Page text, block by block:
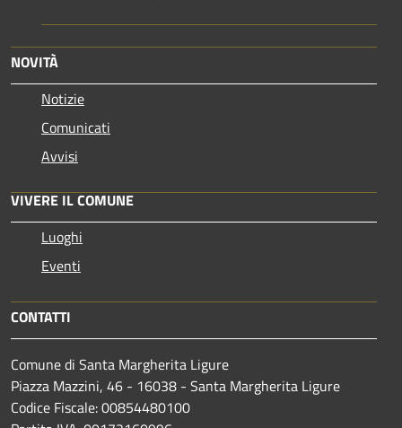
NOVITÀ
Notizie
Comunicati
Avvisi
VIVERE IL COMUNE
Luoghi
Eventi
CONTATTI
Comune di Santa Margherita Ligure
Piazza Mazzini, 46 - 16038 - Santa Margherita Ligure
Codice Fiscale: 00854480100